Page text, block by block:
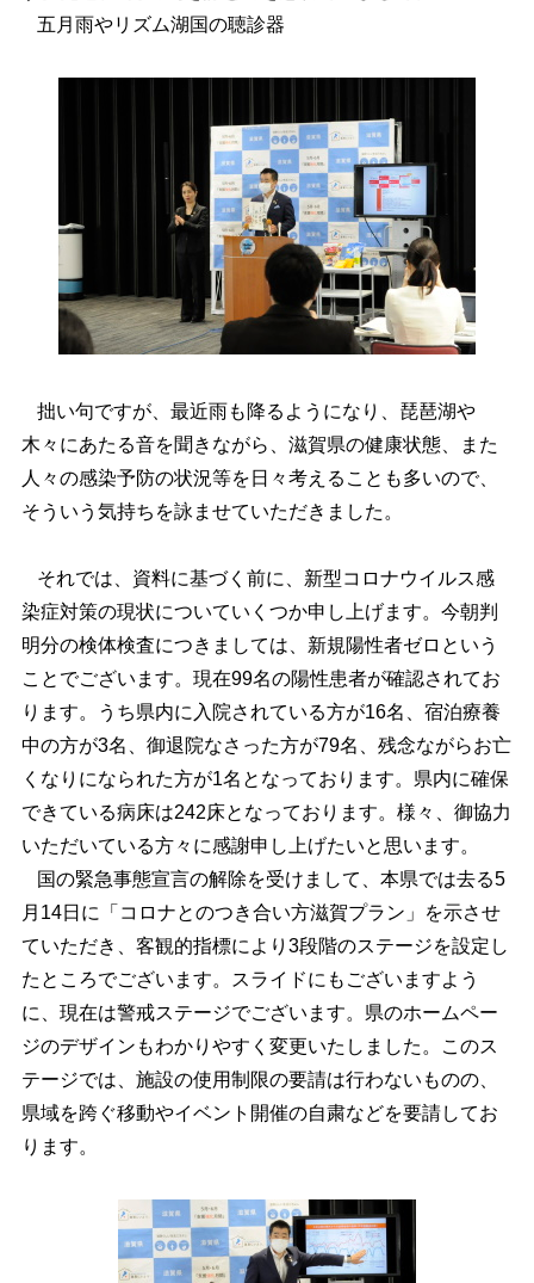
五月雨やリズム湖国の聴診器
拙い句ですが、最近雨も降るようになり、琵琶湖や
木々にあたる音を聞きながら、滋賀県の健康状態、また
人々の感染予防の状況等を日々考えることも多いので、
そういう気持ちを詠ませていただきました。
それでは、資料に基づく前に、新型コロナウイルス感
染症対策の現状についていくつか申し上げます。今朝判
明分の検体検査につきましては、新規陽性者ゼロという
ことでございます。現在99名の陽性患者が確認されてお
ります。うち県内に入院されている方が16名、宿泊療養
中の方が3名、御退院なさった方が79名、残念ながらお亡
くなりになられた方が1名となっております。県内に確保
できている病床は242床となっております。様々、御協力
いただいている方々に感謝申し上げたいと思います。
国の緊急事態宣言の解除を受けまして、本県では去る5
月14日に「コロナとのつき合い方滋賀プラン」を示させ
ていただき、客観的指標により3段階のステージを設定し
たところでございます。スライドにもございますよう
に、現在は警戒ステージでございます。県のホームペー
ジのデザインもわかりやすく変更いたしました。このス
テージでは、施設の使用制限の要請は行わないものの、
県域を跨ぐ移動やイベント開催の自粛などを要請してお
ります。